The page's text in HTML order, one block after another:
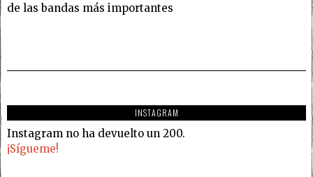
de las bandas más importantes
INSTAGRAM
Instagram no ha devuelto un 200.
¡Sígueme!